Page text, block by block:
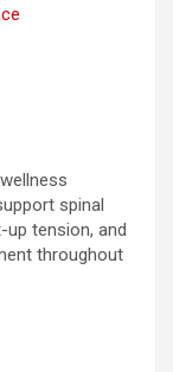
spinal
tension, and
throughout